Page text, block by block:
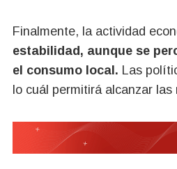
Finalmente, la actividad
estabilidad, aunque se
el consumo local. Las
lo cuál permitirá alcanzar